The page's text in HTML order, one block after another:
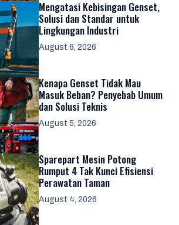
Mengatasi Kebisingan Genset,
Solusi dan Standar untuk
Lingkungan Industri
August 6, 2026
Kenapa Genset Tidak Mau
Masuk Beban? Penyebab Umum
dan Solusi Teknis
August 5, 2026
Sparepart Mesin Potong
Rumput 4 Tak Kunci Efisiensi
Perawatan Taman
August 4, 2026